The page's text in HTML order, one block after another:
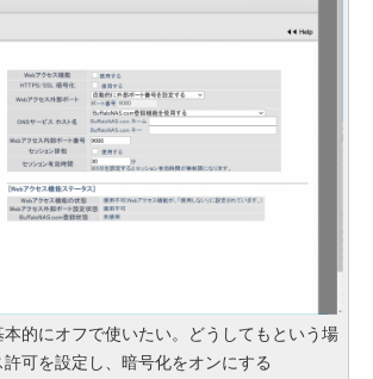
的にオフで使いたい。どうしてもという場
可を設定し、暗号化をオンにする